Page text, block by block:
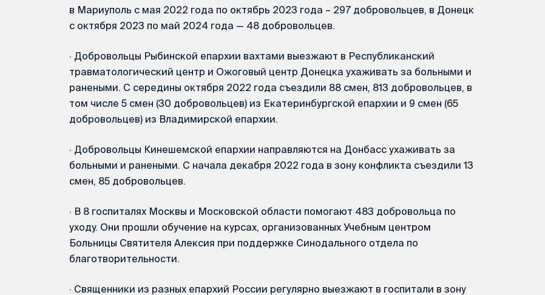
в Мариуполь с мая 2022 года по октябрь 2023 года – 297 добровольцев, в Донецк
с октября 2023 по май 2024 года — 48 добровольцев.
· Добровольцы Рыбинской епархии вахтами выезжают в Республиканский
травматологический центр и Ожоговый центр Донецка ухаживать за больными и
ранеными. С середины октября 2022 года съездили 88 смен, 813 добровольцев, в
том числе 5 смен (30 добровольцев) из Екатеринбургской епархии и 9 смен (65
добровольцев) из Владимирской епархии.
· Добровольцы Кинешемской епархии направляются на Донбасс ухаживать за
больными и ранеными. С начала декабря 2022 года в зону конфликта съездили 13
смен, 85 добровольцев.
· В 8 госпиталях Москвы и Московской области помогают 483 добровольца по
уходу. Они прошли обучение на курсах, организованных Учебным центром
Больницы Святителя Алексия при поддержке Синодального отдела по
благотворительности.
· Священники из разных епархий России регулярно выезжают в госпитали в зону